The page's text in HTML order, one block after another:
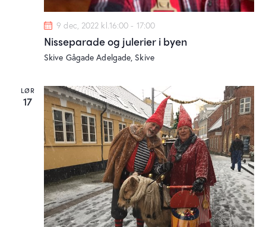
9 dec, 2022 kl.16:00 - 17:00
Nisseparade og julerier i byen
Skive GågadeAdelgade, Skive
LØR
17